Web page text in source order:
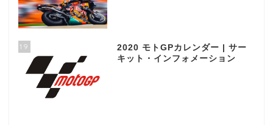
19
2020 モトGPカレンダー | サー
キット・インフォメーション